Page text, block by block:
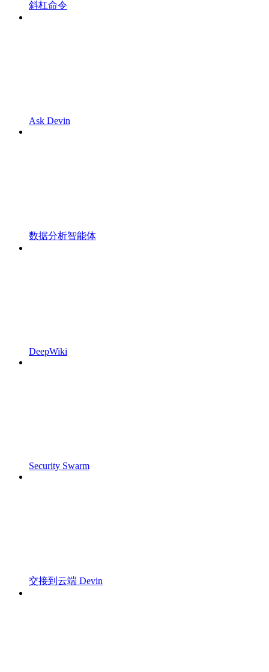
斜杠命令
Ask Devin
数据分析智能体
DeepWiki
Security Swarm
交接到云端 Devin